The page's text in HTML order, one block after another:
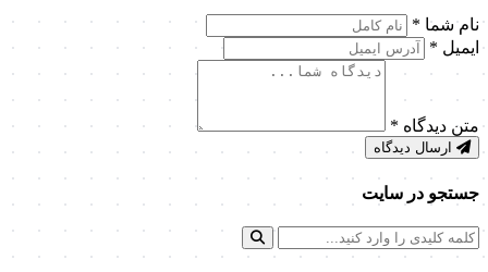
نام شما *
ایمیل *
متن دیدگاه *
ارسال دیدگاه
جستجو در سایت